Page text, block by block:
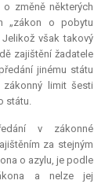
změně některých
„zákon o pobytu
však takový
zajištění žadatele
jinému státu
zákonný limit šesti
státu.
v zákonné
za stejným
o azylu, je podle
a nelze jej